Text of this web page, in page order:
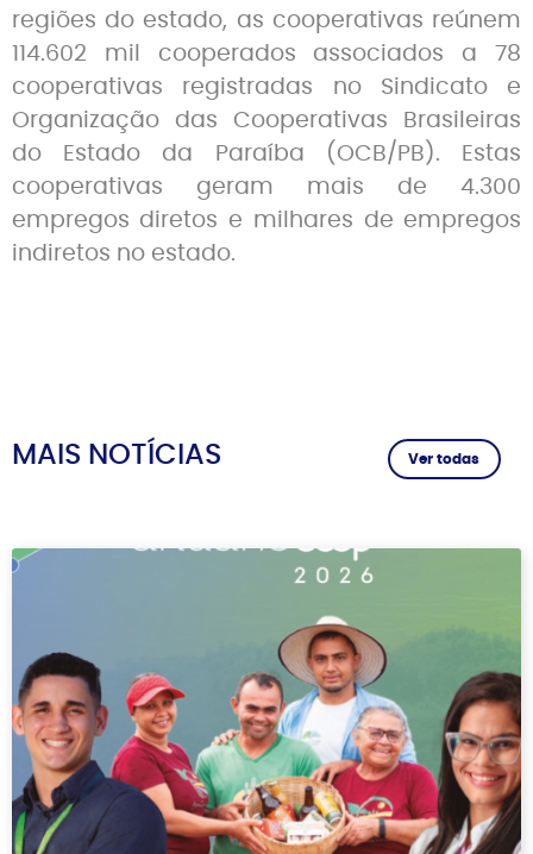
regiões do estado, as cooperativas reúnem
114.602 mil cooperados associados a 78
cooperativas registradas no Sindicato e
Organização das Cooperativas Brasileiras
do Estado da Paraíba (OCB/PB). Estas
cooperativas geram mais de 4.300
empregos diretos e milhares de empregos
indiretos no estado.
MAIS NOTÍCIAS Ver todas